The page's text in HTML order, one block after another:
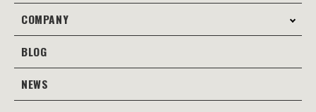
コンサルティング
Web広告･SEO対策
制作事例
Web
COMPANY
会社案内
当社の強み
BLOG
JOTOブログ
NEWS